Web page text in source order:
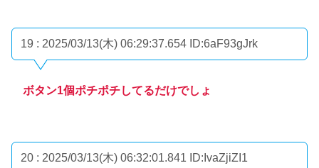
19 : 2025/03/13(木) 06:29:37.654 ID:6aF93gJrk
ボタン1個ポチポチしてるだけでしょ
20 : 2025/03/13(木) 06:32:01.841 ID:IvaZjiZI1